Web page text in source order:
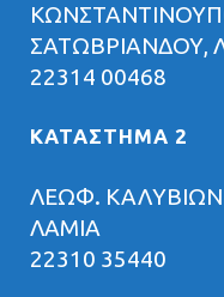
ΣΑΤΩΒΡΙΑΝΔΟΥ,
22314 00468
ΚΑΤΑΣΤΗΜΑ 2
ΛΕΩΦ. ΚΑΛΥΒΙΩΝ
ΛΑΜΙΑ
22310 35440